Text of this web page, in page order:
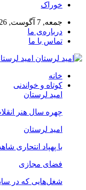
خوراک
جمعه, 7 آگوست, 2026
درباره‌ی ما
تماس با ما
امید
خانه
کوتاه و خواندنی
امید لرستان
چهره سال هنر
امید لرستان
با پهپاد انتحاری شاهد-۱۳۶ بیشتر آشنا
فضای مجازی
شغل‌‌هایی که در